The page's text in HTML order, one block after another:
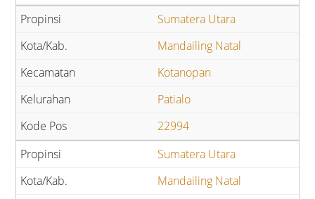
Sumatera Utara
Mandailing Natal
Kotanopan
Patialo
22994
Sumatera Utara
Mandailing Natal